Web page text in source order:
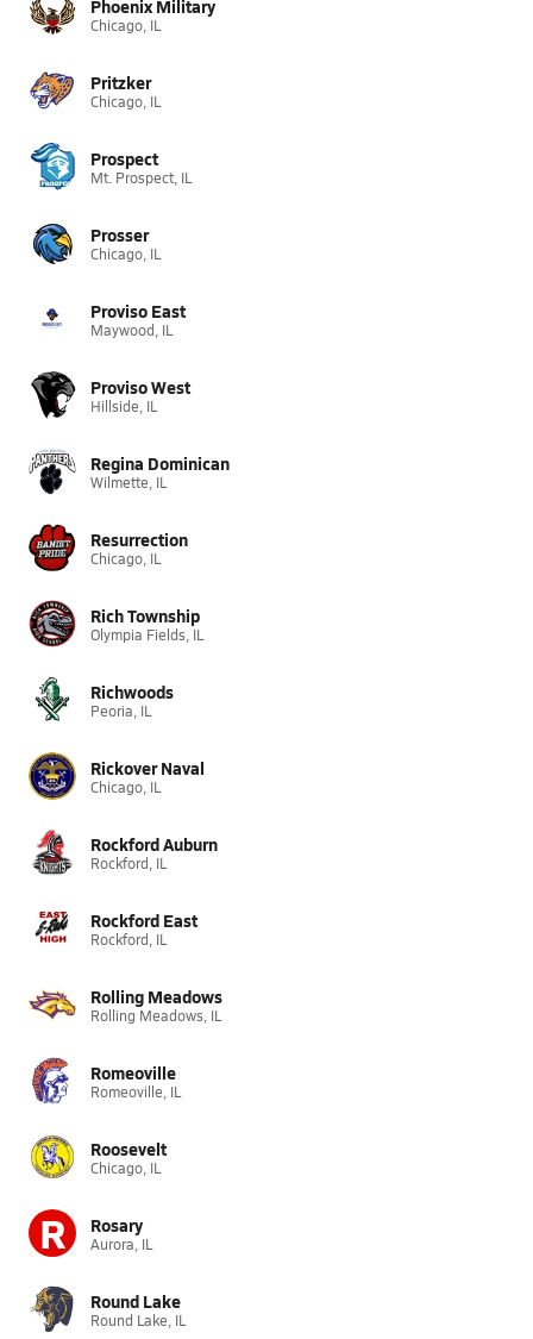
Phoenix Military
Chicago, IL
Pritzker
Chicago, IL
Prospect
Mt. Prospect, IL
Prosser
Chicago, IL
Proviso East
Maywood, IL
Proviso West
Hillside, IL
Regina Dominican
Wilmette, IL
Resurrection
Chicago, IL
Rich Township
Olympia Fields, IL
Richwoods
Peoria, IL
Rickover Naval
Chicago, IL
Rockford Auburn
Rockford, IL
Rockford East
Rockford, IL
Rolling Meadows
Rolling Meadows, IL
Romeoville
Romeoville, IL
Roosevelt
Chicago, IL
R Rosary
Aurora, IL
Round Lake
Round Lake, IL